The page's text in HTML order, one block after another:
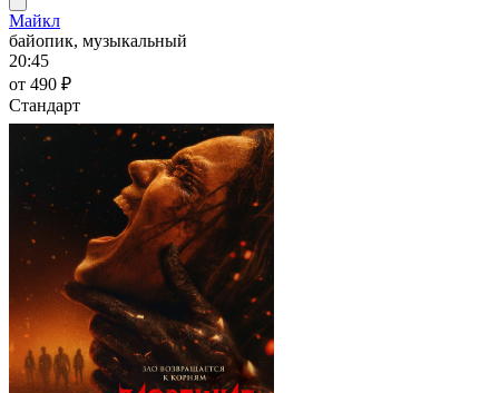
Майкл
байопик, музыкальный
20:45
от 490 ₽
Стандарт